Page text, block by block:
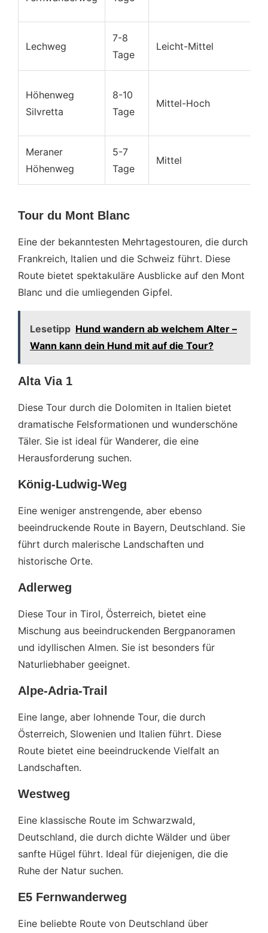
Lechweg
7-8
Tage
Leicht-Mittel
Höhenweg
Silvretta
8-10
Tage
Mittel-Hoch
Meraner
Höhenweg
5-7
Tage
Mittel
Tour du Mont Blanc
Eine der bekanntesten Mehrtagestouren, die durch
Frankreich, Italien und die Schweiz führt. Diese
Route bietet spektakuläre Ausblicke auf den Mont
Blanc und die umliegenden Gipfel.
Lesetipp Hund wandern ab welchem Alter –
Wann kann dein Hund mit auf die Tour?
Alta Via 1
Diese Tour durch die Dolomiten in Italien bietet
dramatische Felsformationen und wunderschöne
Täler. Sie ist ideal für Wanderer, die eine
Herausforderung suchen.
König-Ludwig-Weg
Eine weniger anstrengende, aber ebenso
beeindruckende Route in Bayern, Deutschland. Sie
führt durch malerische Landschaften und
historische Orte.
Adlerweg
Diese Tour in Tirol, Österreich, bietet eine
Mischung aus beeindruckenden Bergpanoramen
und idyllischen Almen. Sie ist besonders für
Naturliebhaber geeignet.
Alpe-Adria-Trail
Eine lange, aber lohnende Tour, die durch
Österreich, Slowenien und Italien führt. Diese
Route bietet eine beeindruckende Vielfalt an
Landschaften.
Westweg
Eine klassische Route im Schwarzwald,
Deutschland, die durch dichte Wälder und über
sanfte Hügel führt. Ideal für diejenigen, die die
Ruhe der Natur suchen.
E5 Fernwanderweg
Eine beliebte Route von Deutschland über